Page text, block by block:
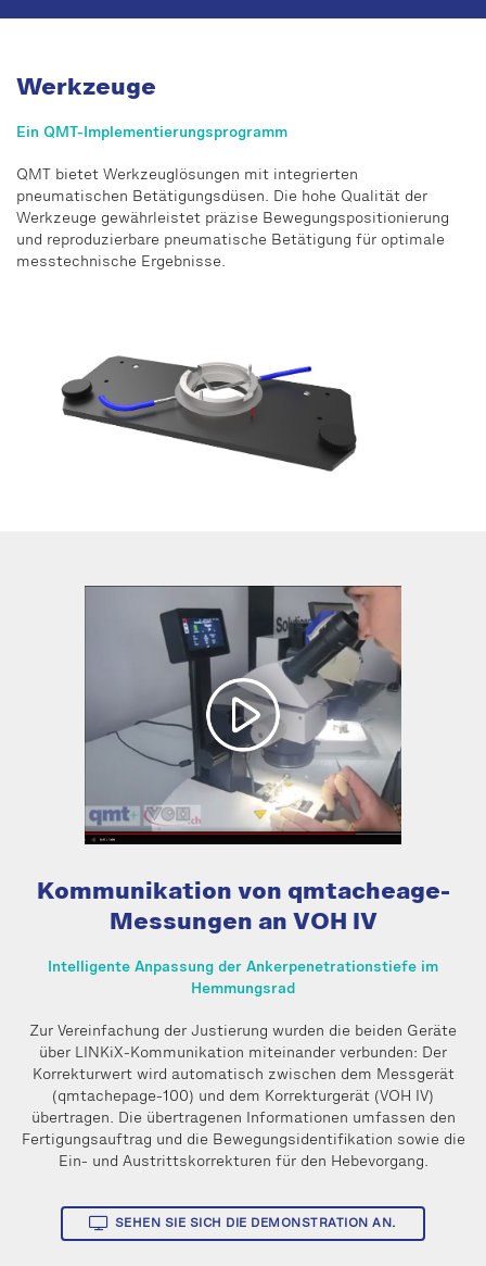
Werkzeuge
Ein QMT-Implementierungsprogramm
QMT bietet Werkzeuglösungen mit integrierten
pneumatischen Betätigungsdüsen. Die hohe Qualität der
Werkzeuge gewährleistet präzise Bewegungspositionierung
und reproduzierbare pneumatische Betätigung für optimale
messtechnische Ergebnisse.
Kommunikation von qmtacheage-
Messungen an VOH IV
Intelligente Anpassung der Ankerpenetrationstiefe im
Hemmungsrad
Zur Vereinfachung der Justierung wurden die beiden Geräte
über LINKiX-Kommunikation miteinander verbunden: Der
Korrekturwert wird automatisch zwischen dem Messgerät
(qmtachepage-100) und dem Korrekturgerät (VOH IV)
übertragen. Die übertragenen Informationen umfassen den
Fertigungsauftrag und die Bewegungsidentifikation sowie die
Ein- und Austrittskorrekturen für den Hebevorgang.
SEHEN SIE SICH DIE DEMONSTRATION AN.